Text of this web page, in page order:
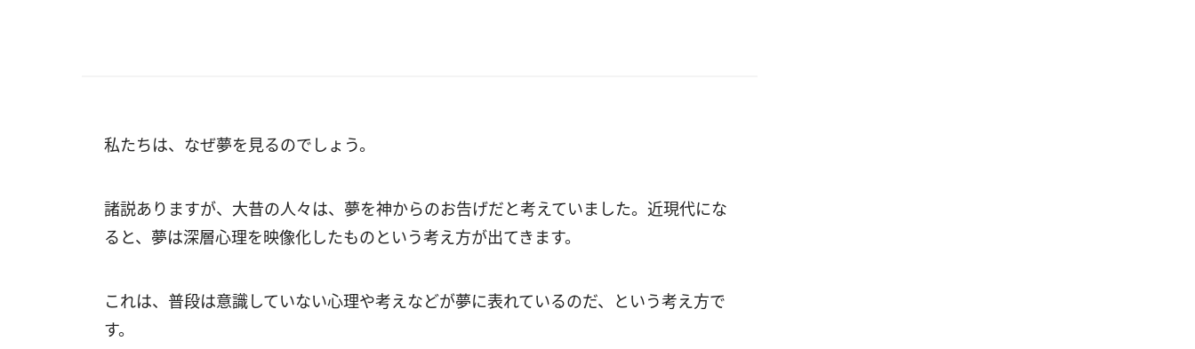
私たちは、なぜ夢を見るのでしょう。
諸説ありますが、大昔の人々は、夢を神からのお告げだと考えていました。近現代にな
ると、夢は深層心理を映像化したものという考え方が出てきます。
これは、普段は意識していない心理や考えなどが夢に表れているのだ、という考え方で
す。